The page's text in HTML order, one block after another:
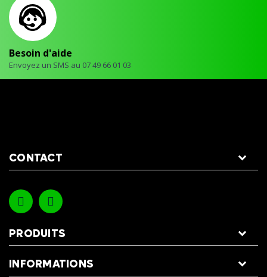
Besoin d'aide
Envoyez un SMS au 07 49 66 01 03
CONTACT
PRODUITS
INFORMATIONS